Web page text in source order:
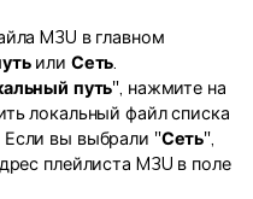
M3U в главном
или Сеть.
путь", нажмите на
локальный файл списка
Если вы выбрали "Сеть",
плейлиста M3U в поле